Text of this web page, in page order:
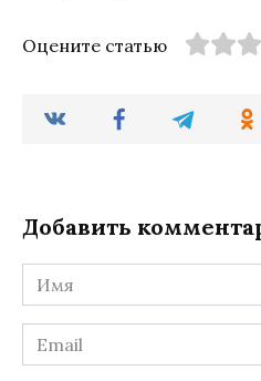
Оцените статью
Добавить
Имя
*
Email
*